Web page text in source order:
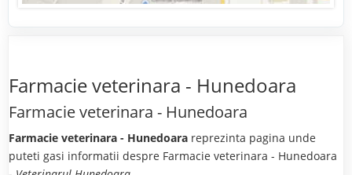
Farmacie veterinara - Hunedoara
Farmacie veterinara - Hunedoara
Farmacie veterinara - Hunedoara reprezinta pagina unde
puteti gasi informatii despre Farmacie veterinara - Hunedoara